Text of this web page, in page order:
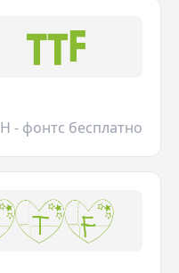
H - фонтс бесплатно